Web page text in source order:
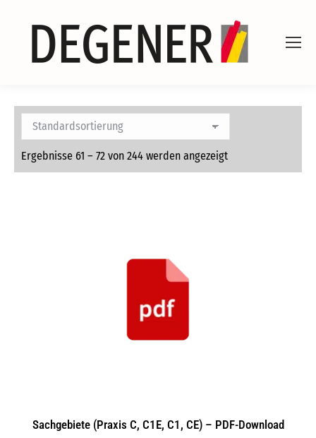
Ergebnisse 61 – 72 von 244 werden angezeigt
Sachgebiete (Praxis C, C1E, C1, CE) – PDF-Download